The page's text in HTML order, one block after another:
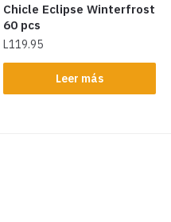
Chicle Eclipse Winterfrost
60 pcs
L119.95
Leer más